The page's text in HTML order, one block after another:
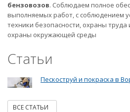
бензовозов. Соблюдаем полное
выполняемых работ, с соблюдением
техники безопасности, охраны
охраны окружающей среды
Статьи
Пескоструй и покраска в
ВСЕ СТАТЬИ